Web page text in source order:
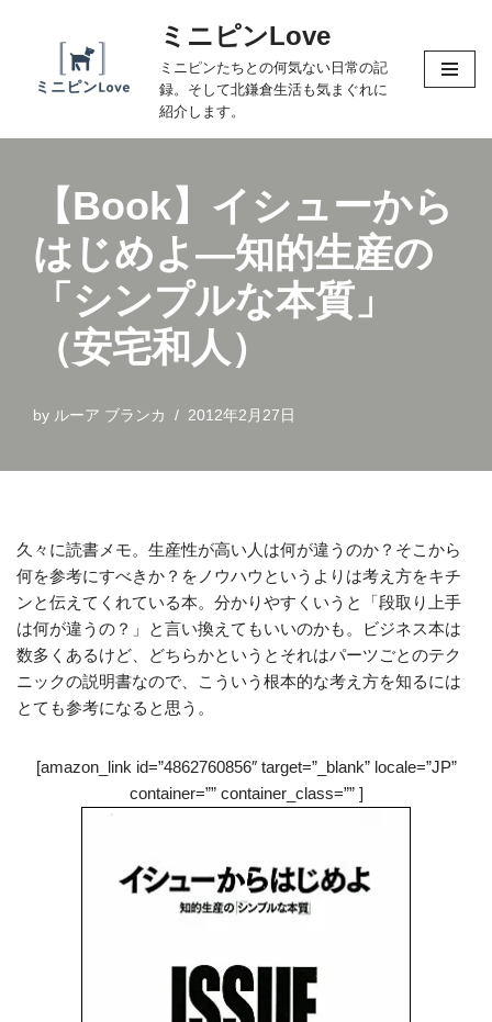
ン
ミニピンLove
ミニピンたちとの何気ない日常の記
録。そして北鎌倉生活も気まぐれに
紹介します。
【Book】イシューから
はじめよ―知的生産の
「シンプルな本質」
（安宅和人）
by ルーア ブランカ 2012年2月27日
久々に読書メモ。生産性が高い人は何が違うのか？そこから
何を参考にすべきか？をノウハウというよりは考え方をキチ
ンと伝えてくれている本。分かりやすくいうと「段取り上手
は何が違うの？」と言い換えてもいいのかも。ビジネス本は
数多くあるけど、どちらかというとそれはパーツごとのテク
ニックの説明書なので、こういう根本的な考え方を知るには
とても参考になると思う。
[amazon_link id=”4862760856″ target=”_blank” locale=”JP”
container=”” container_class=”” ]